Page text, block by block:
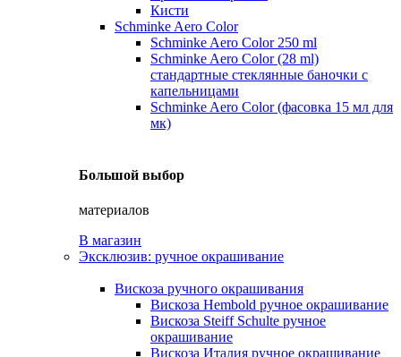
Кисти
Schminke Aero Color
Schminke Aero Color 250 ml
Schminke Aero Color (28 ml)
стандартные стеклянные баночки с
капельницами
Schminke Aero Color (фасовка 15 мл для
мк)
Большой выбор
материалов
В магазин
Эксклюзив: ручное окрашивание
Вискоза ручного окрашивания
Вискоза Hembold ручное окрашивание
Вискоза Steiff Schulte ручное
окрашивание
Вискоза Италия ручное окрашивание